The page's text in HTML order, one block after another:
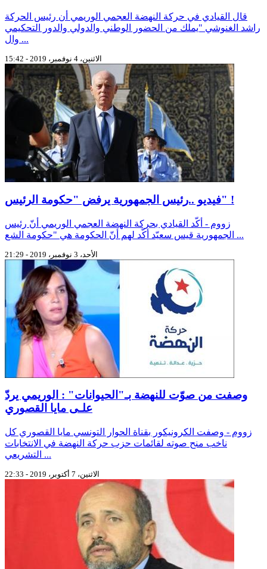
قال القيادي في حركة النهضة العجمي الوريمي أن رئيس الحركة
راشد الغنوشي "يملك من الحضور الوطني والدولي والدور التحكيمي
وال ...
الاثنين، 4 نوفمبر، 2019 - 15:42
فيديو ..رئيس الجمهورية يرفض "حكومة الرئيس" !
زووم - أكّد القيادي بحركة النهضة العجمي الوريمي أنّ رئيس
الجمهورية قيس سعيّد أكّد لهم أنّ الحكومة هي "حكومة الشع ...
الأحد، 3 نوفمبر، 2019 - 21:29
وصفت من صوّت للنهضة بـ"الحيوانات" : الوريمي يردّ
علـى مايا القصوري
زووم - وصفت الكرونيكور بقناة الحوار التونسي مايا القصوري كل
ناخب منح صوته لقائمات حزب حركة النهضة في الانتخابات
التشريعي ...
الاثنين، 7 أكتوبر، 2019 - 22:33